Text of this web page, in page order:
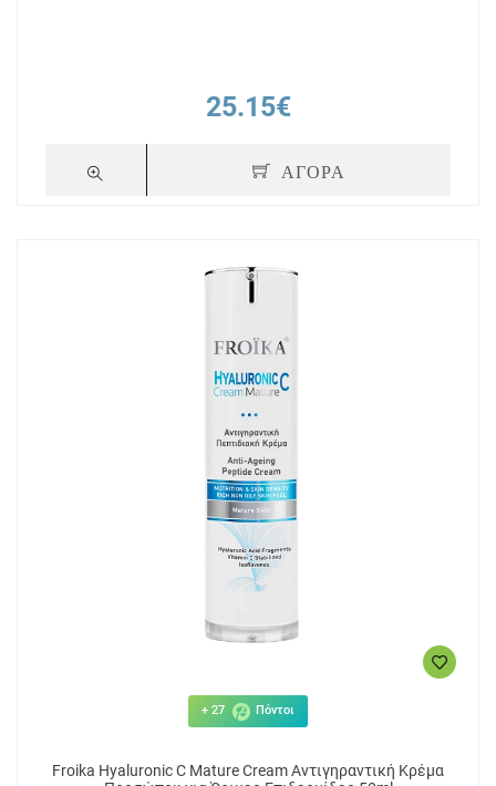
25.15€
ΑΓΟΡΑ
+ 27 Πόντοι
Froika Hyaluronic C Mature Cream Αντιγηραντική Κρέμα